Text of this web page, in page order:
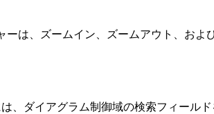
ーは、ズームイン、ズームアウト、お
、ダイアグラム制御域の検索フィール